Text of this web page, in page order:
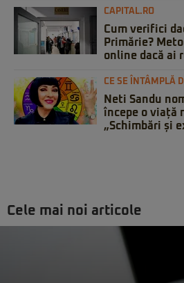
CAPITAL.RO
Cum verifici
Primărie?
online dacă ai
CE SE ÎNTÂMPLĂ
Neti Sandu
începe o viață
„Schimbări și
Cele mai noi articole